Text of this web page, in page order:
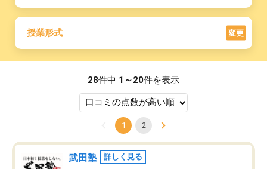
授業形式 変更
28件中 1～20件を表示
1 2
武田塾 詳しく見る